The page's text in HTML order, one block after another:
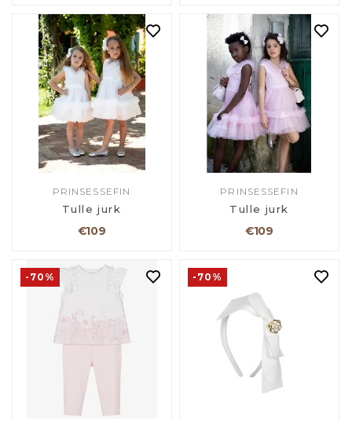
PRINSESSEFIN
Tulle jurk
€109
PRINSESSEFIN
Tulle jurk
€109
-70% -70%